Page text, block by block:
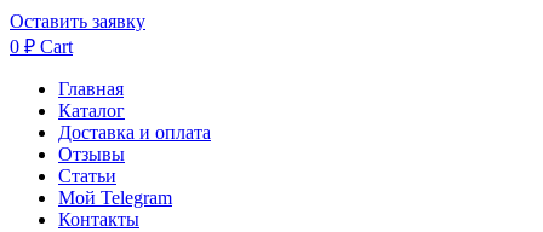
Оставить заявку
0 ₽ Cart
Главная
Каталог
Доставка и оплата
Отзывы
Статьи
Мой Telegram
Контакты